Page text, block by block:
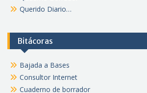
Querido Diario…
Bitácoras
Bajada a Bases
Consultor Internet
Cuaderno de borrador